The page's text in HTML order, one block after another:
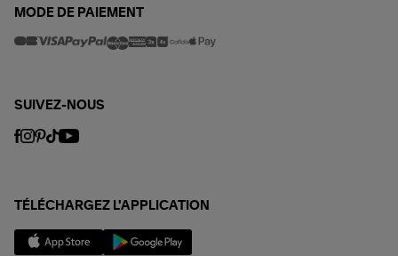
MODE DE PAIEMENT
SUIVEZ-NOUS
TÉLÉCHARGEZ L'APPLICATION